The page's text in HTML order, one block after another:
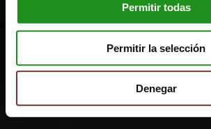
Permitir todas
Permitir la selección
Denegar